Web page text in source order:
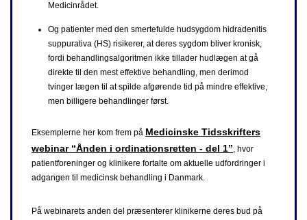
Medicinrådet.
Og patienter med den smertefulde hudsygdom hidradenitis
suppurativa (HS) risikerer, at deres sygdom bliver kronisk,
fordi behandlingsalgoritmen ikke tillader hudlægen at gå
direkte til den mest effektive behandling, men derimod
tvinger lægen til at spilde afgørende tid på mindre effektive,
men billigere behandlinger først.
Eksemplerne her kom frem på Medicinske Tidsskrifters
webinar “Ånden i ordinationsretten - del 1”, hvor
patientforeninger og klinikere fortalte om aktuelle udfordringer i
adgangen til medicinsk behandling i Danmark.
På webinarets anden del præsenterer klinikerne deres bud på